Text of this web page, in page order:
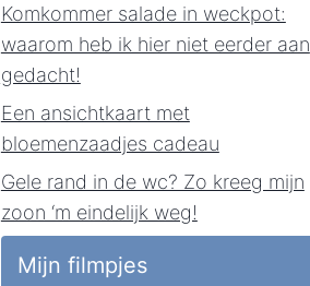
Komkommer salade in weckpot:
waarom heb ik hier niet eerder aan
gedacht!
Een ansichtkaart met
bloemenzaadjes cadeau
Gele rand in de wc? Zo kreeg mijn
zoon ‘m eindelijk weg!
Mijn filmpjes